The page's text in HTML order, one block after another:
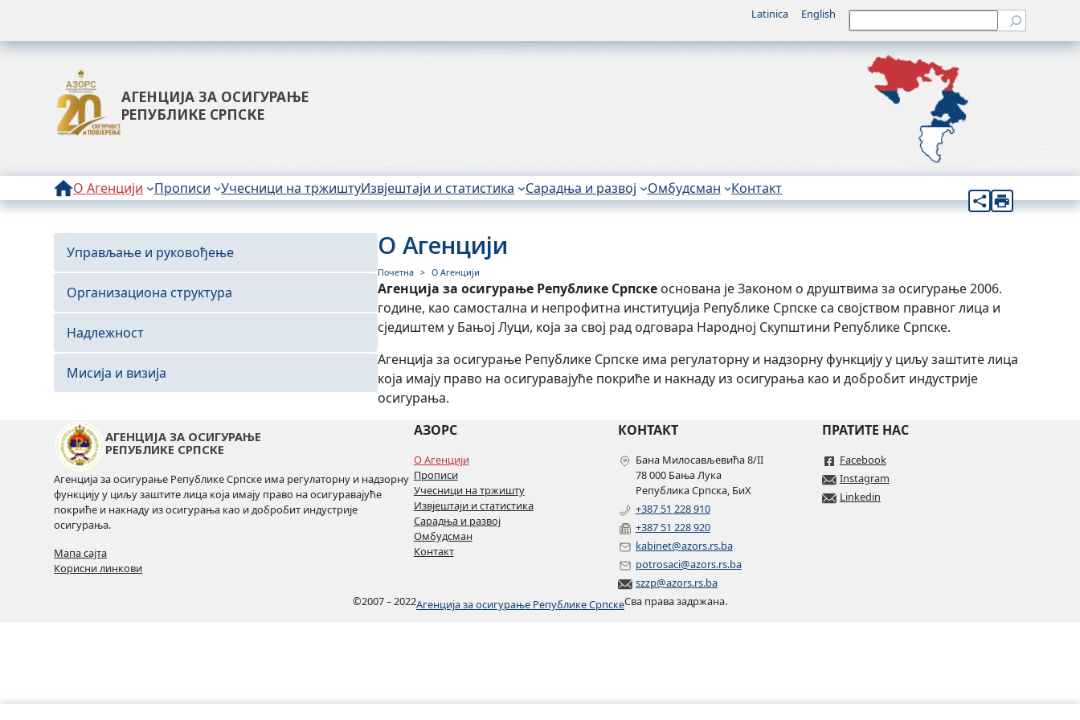
Latinica English Претрага
АГЕНЦИЈА ЗА ОСИГУРАЊЕ
РЕПУБЛИКЕ СРПСКЕ
О Агенцији Прописи Учесници на тржиштуИзвјештаји и статистика Сарадња и развој Омбудсман Контакт
Управљање и руковођење
Организациона структура
Надлежност
Мисија и визија
О Агенцији
Почетна О Агенцији
Агенција за осигурање Републике Српске основана је Законом о друштвима за осигурање 2006.
године, као самостална и непрофитна институција Републике Српске са својством правног лица и
сједиштем у Бањој Луци, која за свој рад одговара Народној Скупштини Републике Српске.
Агенција за осигурање Републике Српске има регулаторну и надзорну функцију у циљу заштите лица
која имају право на осигуравајуће покриће и накнаду из осигурања као и добробит индустрије
осигурања.
АГЕНЦИЈА ЗА ОСИГУРАЊЕ
РЕПУБЛИКЕ СРПСКЕ
Агенција за осигурање Републике Српске има регулаторну и надзорну
функцију у циљу заштите лица која имају право на осигуравајуће
покриће и накнаду из осигурања као и добробит индустрије
осигурања.
Мапа сајта
Корисни линкови
АЗОРС
О Агенцији
Прописи
Учесници на тржишту
Извјештаји и статистика
Сарадња и развој
Омбудсман
Контакт
КОНТАКТ
Бана Милосављевића 8/II
78 000 Бања Лука
Република Српска, БиХ
+387 51 228 910
+387 51 228 920
kabinet@azors.rs.ba
potrosaci@azors.rs.ba
szzp@azors.rs.ba
ПРАТИТЕ НАС
Facebook
Instagram
Linkedin
©2007 – 2022Агенција за осигурање Републике СрпскеСва права задржана.